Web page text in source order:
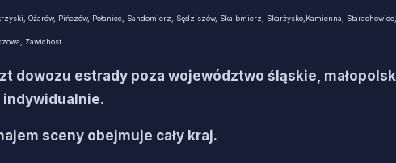
Ożarów, Pińczów, Połaniec, Sandomierz, Sędziszów, Skalbmierz, Skarżysko,Kamienna,
Zawichost
dowozu estrady poza województwo śląskie,
indywidualnie.
sceny obejmuje cały kraj.